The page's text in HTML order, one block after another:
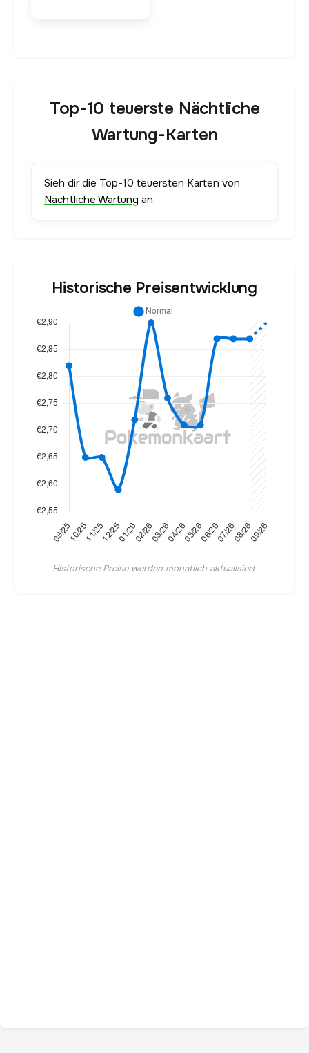
Top-10 teuerste Nächtliche
Wartung-Karten
Sieh dir die Top-10 teuersten Karten von
Nächtliche Wartung an.
Historische Preisentwicklung
Historische Preise werden monatlich aktualisiert.